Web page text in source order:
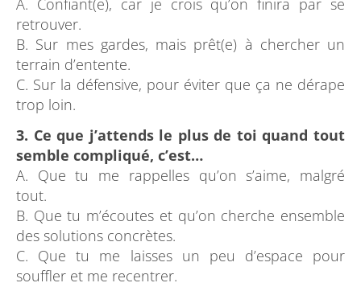
A. Confiant(e), car je crois qu’on finira par se
retrouver.
B. Sur mes gardes, mais prêt(e) à chercher un
terrain d’entente.
C. Sur la défensive, pour éviter que ça ne dérape
trop loin.
3. Ce que j’attends le plus de toi quand tout
semble compliqué, c’est…
A. Que tu me rappelles qu’on s’aime, malgré
tout.
B. Que tu m’écoutes et qu’on cherche ensemble
des solutions concrètes.
C. Que tu me laisses un peu d’espace pour
souffler et me recentrer.